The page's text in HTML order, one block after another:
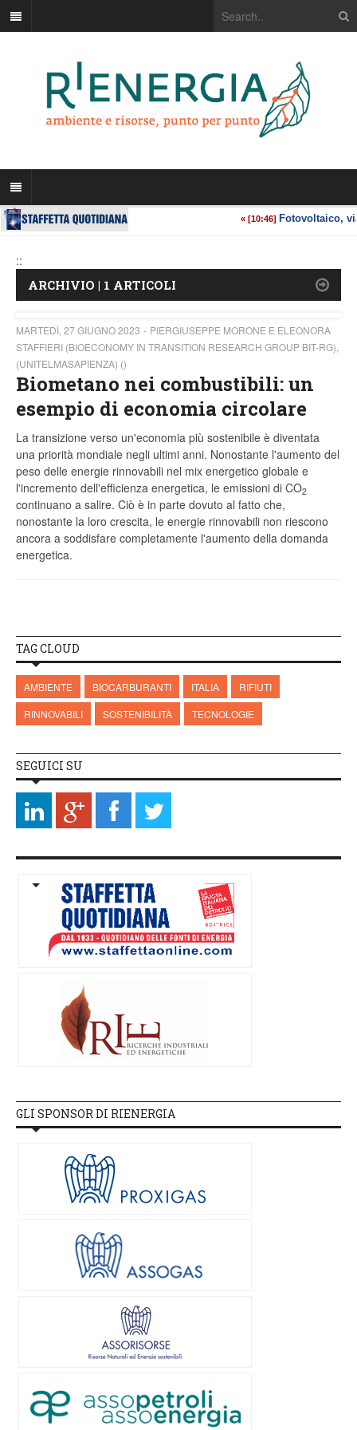
::
ARCHIVIO | 1 ARTICOLI
MARTEDÌ, 27 GIUGNO 2023
PIERGIUSEPPE MORONE E ELEONORA
STAFFIERI (BIOECONOMY IN TRANSITION RESEARCH GROUP BIT-RG),
(UNITELMASAPIENZA) ()
Biometano nei combustibili: un
esempio di economia circolare
La transizione verso un'economia più sostenibile è diventata
una priorità mondiale negli ultimi anni. Nonostante l'aumento del
peso delle energie rinnovabili nel mix energetico globale e
l'incremento dell'efficienza energetica, le emissioni di CO2
continuano a salire. Ciò è in parte dovuto al fatto che,
nonostante la loro crescita, le energie rinnovabili non riescono
ancora a soddisfare completamente l'aumento della domanda
energetica.
TAG CLOUD
AMBIENTE BIOCARBURANTI ITALIA
RIFIUTI
RINNOVABILI
SOSTENIBILITÀ TECNOLOGIE
SEGUICI SU
GLI SPONSOR DI RIENERGIA